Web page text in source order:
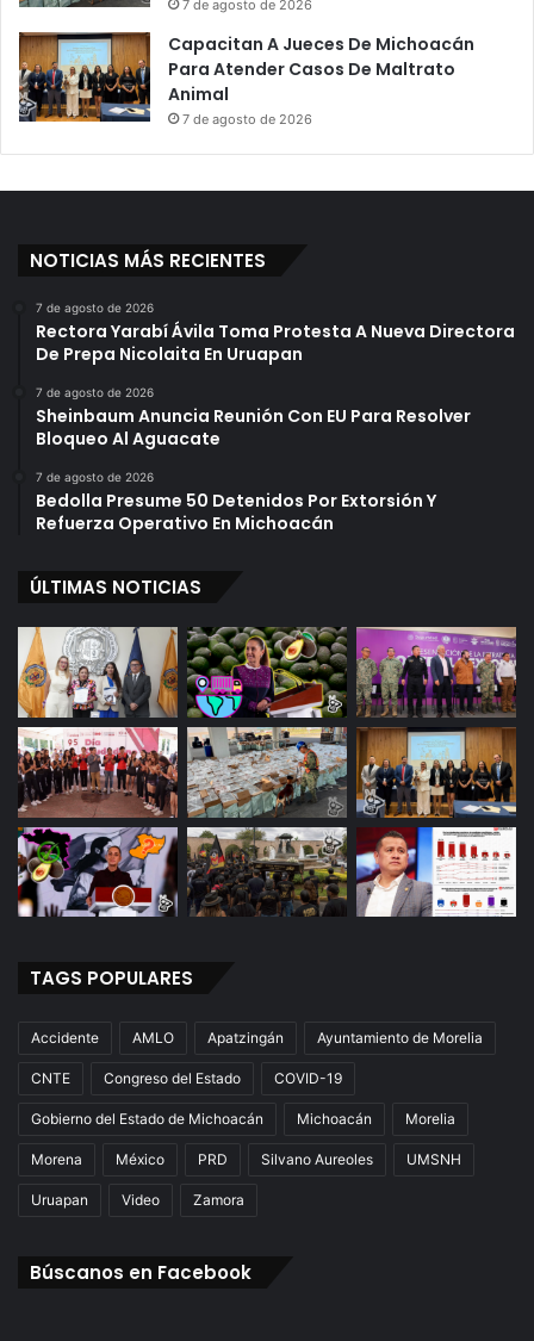
7 de agosto de 2026
Capacitan A Jueces De Michoacán
Para Atender Casos De Maltrato
Animal
7 de agosto de 2026
NOTICIAS MÁS RECIENTES
7 de agosto de 2026
Rectora Yarabí Ávila Toma Protesta A Nueva Directora
De Prepa Nicolaita En Uruapan
7 de agosto de 2026
Sheinbaum Anuncia Reunión Con EU Para Resolver
Bloqueo Al Aguacate
7 de agosto de 2026
Bedolla Presume 50 Detenidos Por Extorsión Y
Refuerza Operativo En Michoacán
ÚLTIMAS NOTICIAS
TAGS POPULARES
Accidente AMLO Apatzingán Ayuntamiento de Morelia
CNTE Congreso del Estado COVID-19
Gobierno del Estado de Michoacán Michoacán Morelia
Morena México PRD Silvano Aureoles UMSNH
Uruapan Video Zamora
Búscanos en Facebook